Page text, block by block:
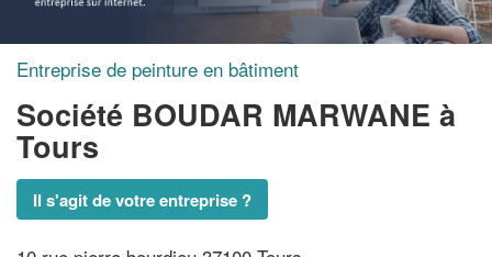
Entreprise de peinture en bâtiment
Société BOUDAR MARWANE à
Tours
Il s'agit de votre entreprise ?